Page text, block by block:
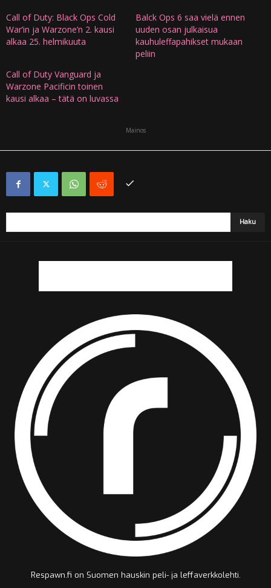
Call of Duty: Black Ops Cold
War’in ja Warzone’n 2. kausi
alkaa 25. helmikuuta
Balck Ops 6 saa vielä ennen
uuden osan julkaisua
kauhuleffapahikset mukaan
peliin
Call of Duty Vanguard ja
Warzone Pacificin toinen
kausi alkaa – tätä on luvassa
Mainos
Respawn.fi on Suomen hauskin peli- ja leffaverkkolehti.